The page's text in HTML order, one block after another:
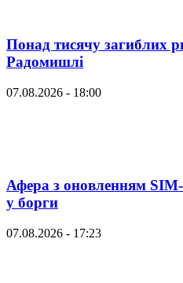
Понад тисячу загиблих
Радомишлі
07.08.2026 - 18:00
Афера з оновленням
у борги
07.08.2026 - 17:23